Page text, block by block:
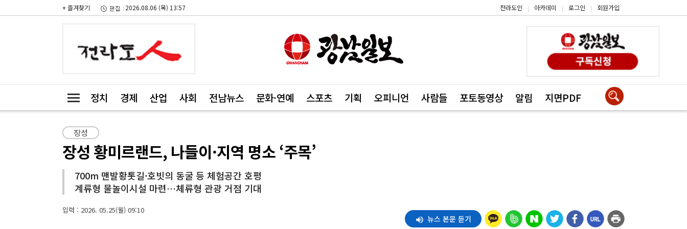
+ 즐겨찾기 2026.08.06 (목) 13:57 전라도인 | 아카데미 | 로그인 | 회원가입
정치 경제 산업 사회 전남뉴스 문화·연예 스포츠 기획 오피니언 사람들 포토동영상 알림 지면PDF
장성
장성 황미르랜드, 나들이·지역 명소 ‘주목’
700m 맨발황톳길·호빗의 동굴 등 체험공간 호평
계류형 물놀이시설 마련…체류형 관광 거점 기대
입력 : 2026. 05.25(월) 09:10
뉴스 본문 듣기